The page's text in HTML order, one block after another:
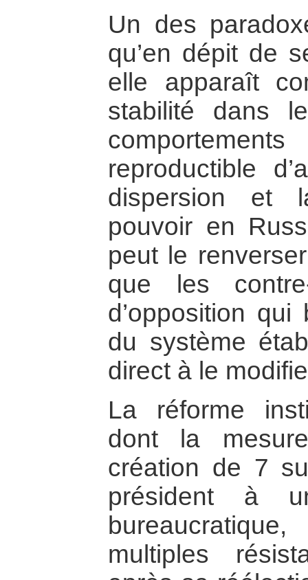
Un des
qu’en dépit de
elle apparaît
stabilité dans
reproductible
dispersion et
pouvoir en
peut le
que les
d’opposition qui
du système
direct à le
La réforme
dont la
création de 7
président à
multiples